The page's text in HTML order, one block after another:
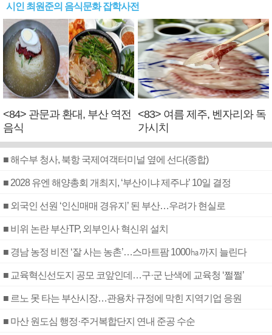
시인 최원준의 음식문화 잡학사전
<84> 관문과 환대, 부산 역전
음식
<83> 여름 제주, 벤자리와 독
가시치
■ 해수부 청사, 북항 국제여객터미널 옆에 선다(종합)
■ 2028 유엔 해양총회 개최지, ‘부산이냐 제주냐’ 10일 결정
■ 외국인 선원 ‘인신매매 경유지’ 된 부산…우려가 현실로
■ 비위 논란 부산TP, 외부인사 혁신위 설치
■ 경남 농정 비전 ‘잘 사는 농촌’…스마트팜 1000㏊까지 늘린다
■ 교육혁신선도지 공모 코앞인데…구·군 난색에 교육청 ‘쩔쩔’
■ 르노 못 타는 부산시장…관용차 규정에 막힌 지역기업 응원
■ 마산 원도심 행정·주거복합단지 연내 준공 수순